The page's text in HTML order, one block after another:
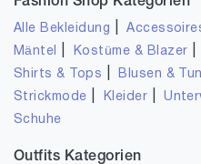
Alle Bekleidung |
Mäntel Kostüme & Blazer
Shirts & Tops Blusen &
Strickmode
Kleider |
Schuhe
Outfits Kategorien